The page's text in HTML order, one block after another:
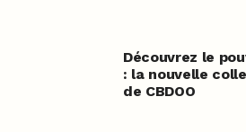
Découvrez le
: la nouvelle
de CBDOO